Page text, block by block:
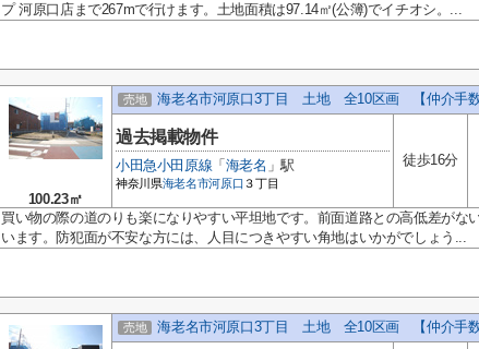
プ 河原口店まで267mで行けます。土地面積は97.14㎡(公簿)でイチオシ。...
100.23㎡
売地 海老名市河原口3丁目 土地 全10区画 【仲介手数
過去掲載物件
小田急小田原線 「 海老名 」駅
神奈川県海老名市河原口 ３丁目
徒歩16分
買い物の際の道のりも楽になりやすい平坦地です。前面道路との高低差がな
います。防犯面が不安な方には、人目につきやすい角地はいかがでしょう...
売地 海老名市河原口3丁目 土地 全10区画 【仲介手数